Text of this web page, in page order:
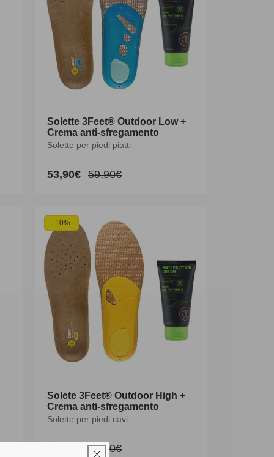
Solette 3Feet® Outdoor Low +
Crema anti-sfregamento
Solette per piedi piatti
Prezzo
53,90€
Prezzo
59,90€
-10%
Solete 3Feet® Outdoor High +
Crema anti-sfregamento
Solette per piedi cavi
Prezzo
59,90€